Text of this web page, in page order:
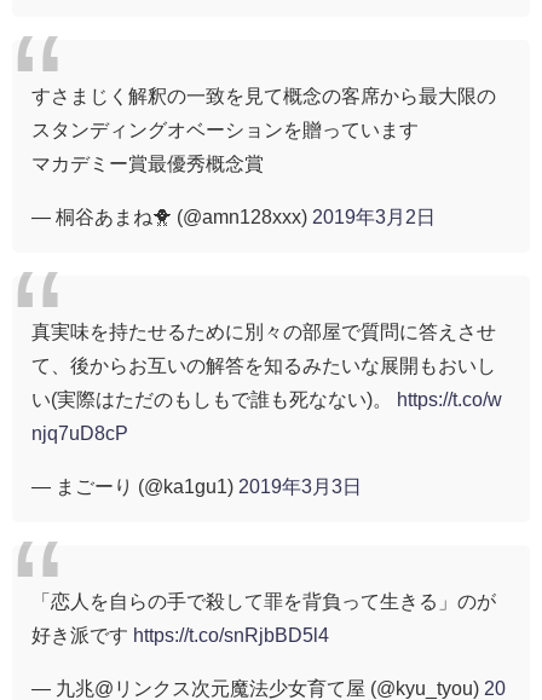
すさまじく解釈の一致を見て概念の客席から最大限の
スタンディングオベーションを贈っています
マカデミー賞最優秀概念賞
— 桐谷あまね🐥 (@amn128xxx) 2019年3月2日
真実味を持たせるために別々の部屋で質問に答えさせ
て、後からお互いの解答を知るみたいな展開もおいし
い(実際はただのもしもで誰も死なない)。
https://t.co/w
njq7uD8cP
— まごーり (@ka1gu1) 2019年3月3日
「恋人を自らの手で殺して罪を背負って生きる」のが
好き派です https://t.co/snRjbBD5l4
— 九兆@リンクス次元魔法少女育て屋 (@kyu_tyou) 20